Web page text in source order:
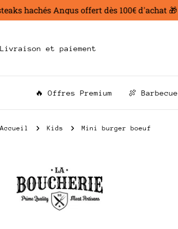
Aller
au
hachés Angus offert dès 100€ d'achat 🎁
Livraison et paiement
🔥 Offres Premium 🍖 Barbecue
Accueil Kids Mini burger boeuf
informations